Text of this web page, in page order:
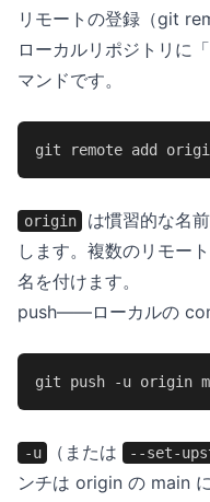
リモートの登録（git
ローカルリポジトリに
マンドです。
git remote add
origin
は慣習的な名
します。複数のリモー
名を付けます。
push——ローカルの
git push -u origin
-u （または --set-
ンチは origin の main